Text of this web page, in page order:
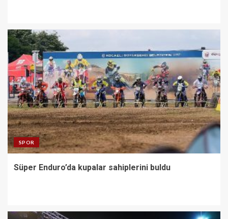
SPOR
Süper Enduro’da kupalar sahiplerini buldu